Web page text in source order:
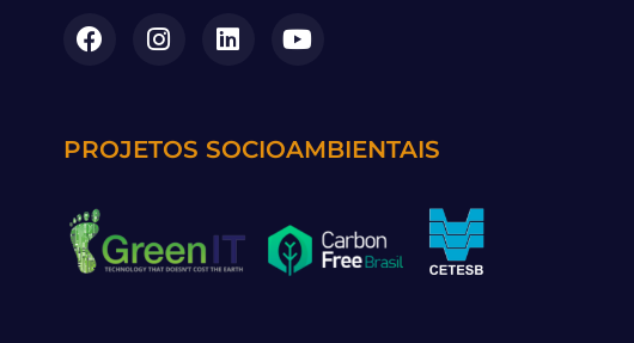
PROJETOS SOCIOAMBIENTAIS